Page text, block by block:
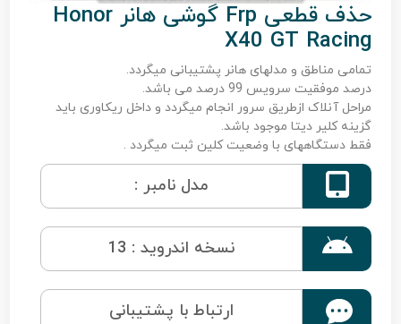
حذف قطعی Frp گوشی هانر Honor
X40 GT Racing
تمامی مناطق و مدلهای هانر پشتیبانی میگردد.
درصد موفقیت سرویس 99 درصد می باشد.
مراحل آنلاک ازطریق سرور انجام میگردد و داخل ریکاوری باید
گزینه کلیر دیتا موجود باشد.
فقط دستگاههای با وضعیت کلین ثبت میگردد .
 مدل نامبر :
 نسخه اندروید : 13
ارتباط با پشتیبانی